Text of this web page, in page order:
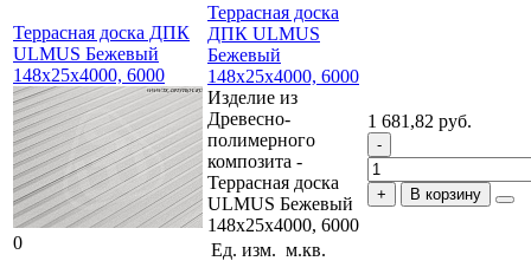
Террасная доска ДПК
ULMUS Бежевый
148x25x4000, 6000
0
Террасная доска
ДПК ULMUS
Бежевый
148x25x4000, 6000
Изделие из
Древесно-
полимерного
композита -
Террасная доска
ULMUS Бежевый
148x25x4000, 6000
Ед. изм. м.кв.
1 681,82 руб.
В корзину